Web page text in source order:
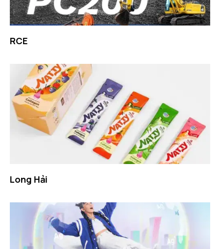
RCE
Long Hải